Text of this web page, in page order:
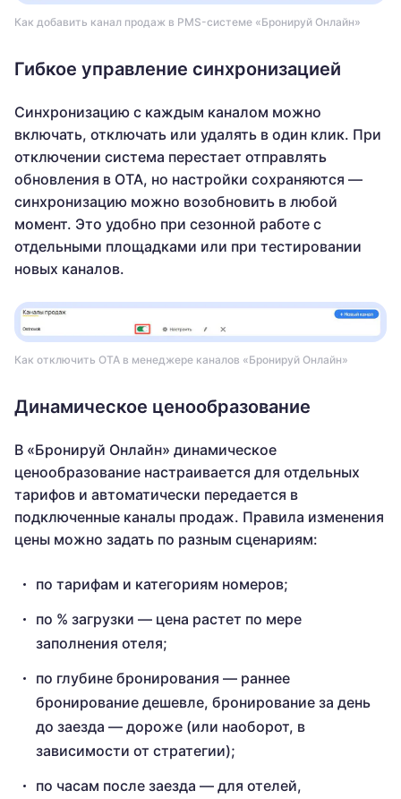
Как добавить канал продаж в PMS-системе «Бронируй Онлайн»
Гибкое управление синхронизацией
Синхронизацию с каждым каналом можно
включать, отключать или удалять в один клик. При
отключении система перестает отправлять
обновления в ОТА, но настройки сохраняются —
синхронизацию можно возобновить в любой
момент. Это удобно при сезонной работе с
отдельными площадками или при тестировании
новых каналов.
Как отключить OTA в менеджере каналов «Бронируй Онлайн»
Динамическое ценообразование
В «Бронируй Онлайн» динамическое
ценообразование настраивается для отдельных
тарифов и автоматически передается в
подключенные каналы продаж. Правила изменения
цены можно задать по разным сценариям:
по тарифам и категориям номеров;
по % загрузки — цена растет по мере
заполнения отеля;
по глубине бронирования — раннее
бронирование дешевле, бронирование за день
до заезда — дороже (или наоборот, в
зависимости от стратегии);
по часам после заезда — для отелей,